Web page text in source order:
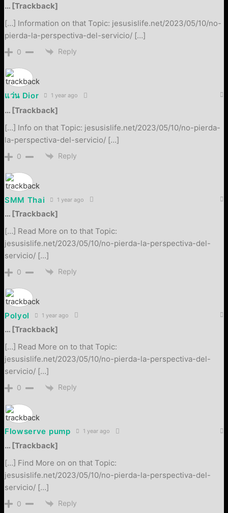
… [Trackback]
[…] Information on that Topic: jesusislife.net/2023/05/10/no-
pierda-la-perspectiva-del-servicio/ […]
0 Reply
แว่น Dior 1 year ago
… [Trackback]
[…] Info on that Topic: jesusislife.net/2023/05/10/no-pierda-
la-perspectiva-del-servicio/ […]
0 Reply
SMM Thai 1 year ago
… [Trackback]
[…] Read More on to that Topic:
jesusislife.net/2023/05/10/no-pierda-la-perspectiva-del-
servicio/ […]
0 Reply
Polyol 1 year ago
… [Trackback]
[…] Read More on to that Topic:
jesusislife.net/2023/05/10/no-pierda-la-perspectiva-del-
servicio/ […]
0 Reply
Flowserve pump 1 year ago
… [Trackback]
[…] Find More on on that Topic:
jesusislife.net/2023/05/10/no-pierda-la-perspectiva-del-
servicio/ […]
0 Reply